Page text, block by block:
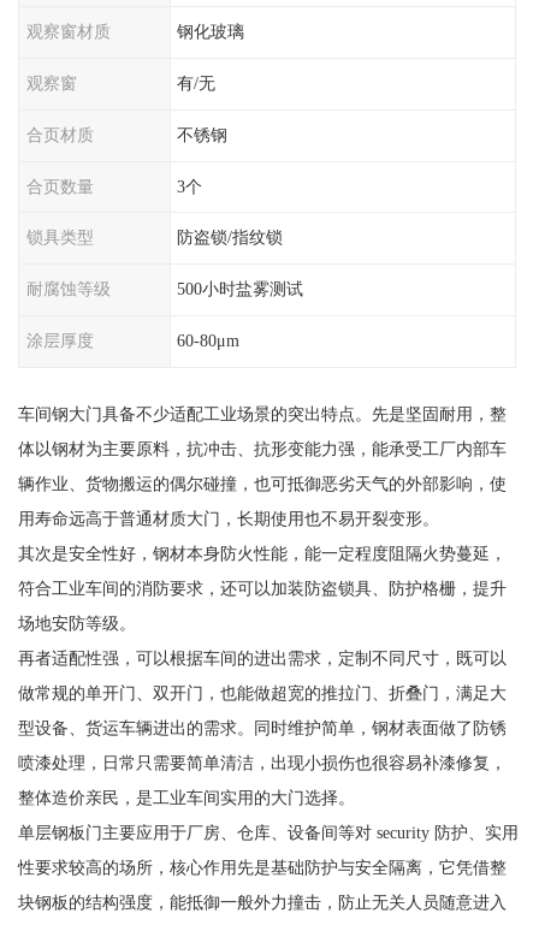
观察窗材质 钢化玻璃
观察窗 有/无
合页材质 不锈钢
合页数量 3个
锁具类型 防盗锁/指纹锁
耐腐蚀等级 500小时盐雾测试
涂层厚度 60-80μm
车间钢大门具备不少适配工业场景的突出特点。先是坚固耐用，整
体以钢材为主要原料，抗冲击、抗形变能力强，能承受工厂内部车
辆作业、货物搬运的偶尔碰撞，也可抵御恶劣天气的外部影响，使
用寿命远高于普通材质大门，长期使用也不易开裂变形。
其次是安全性好，钢材本身防火性能，能一定程度阻隔火势蔓延，
符合工业车间的消防要求，还可以加装防盗锁具、防护格栅，提升
场地安防等级。
再者适配性强，可以根据车间的进出需求，定制不同尺寸，既可以
做常规的单开门、双开门，也能做超宽的推拉门、折叠门，满足大
型设备、货运车辆进出的需求。同时维护简单，钢材表面做了防锈
喷漆处理，日常只需要简单清洁，出现小损伤也很容易补漆修复，
整体造价亲民，是工业车间实用的大门选择。
单层钢板门主要应用于厂房、仓库、设备间等对 security 防护、实用
性要求较高的场所，核心作用先是基础防护与安全隔离，它凭借整
块钢板的结构强度，能抵御一般外力撞击，防止无关人员随意进入